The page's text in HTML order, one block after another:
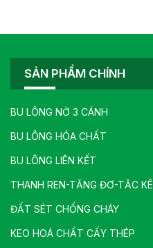
SẢN PHẨM CHÍNH
BU LÔNG NỞ 3 CÁNH
BU LÔNG HÓA CHẤT
BU LÔNG LIÊN KẾT
THANH REN-TĂNG ĐƠ-TĂC KÊ
ĐẤT SÉT CHỐNG CHÁY
KEO HOÁ CHẤT CẤY THÉP